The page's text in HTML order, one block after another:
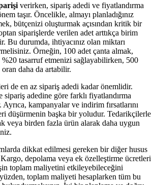
verirken, sipariş adedi ve fiyatlandırma
taşır. Öncelikle, almayı planladığınız
bütçenizi oluşturmak açısından kritik bir
siparişlerde verilen adet arttıkça birim
Bu durumda, ihtiyacınız olan miktarı
Örneğin, 100 adet çanta almak,
tasarruf etmenizi sağlayabilirken, 500
oran daha da artabilir.
de en az sipariş adedi kadar önemlidir.
adedine göre farklı fiyatlandırma
Ayrıca, kampanyalar ve indirim fırsatlarını
düşürmenin başka bir yoludur. Tedarikçilerle
veya birden fazla ürün alarak daha uygun
dikkat edilmesi gereken bir diğer husus
depolama veya ek özelleştirme ücretleri
toplam maliyetini etkileyebileceğini
yüzden, toplam maliyeti hesaplarken tüm bu